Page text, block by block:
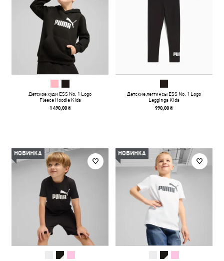
Детское худи ESS No. 1 Logo
Fleece Hoodie Kids
1 490,00 ₴
Детские леггинсы ESS No. 1 Logo
Leggings Kids
990,00 ₴
НОВИНКА НОВИНКА